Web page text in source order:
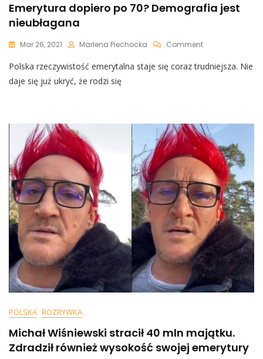
Emerytura dopiero po 70? Demografia jest
nieubłagana
Mar 26, 2021 Marlena Piechocka CommentOn
Dopiero
Nieubłagana
Polska rzeczywistość emerytalna staje się coraz trudniejsza. Nie
daje się już ukryć, że rodzi się
POLSKA ROZRYWKA
Michał Wiśniewski stracił 40 mln majątku.
Zdradził również wysokość swojej emerytury